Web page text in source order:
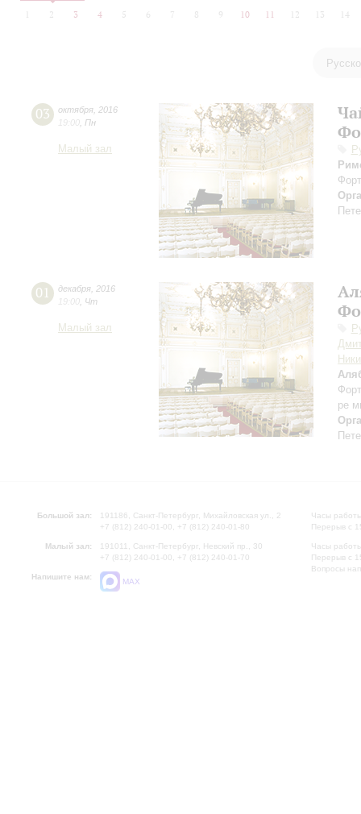
2 3 4 5 6 7 8 9 10 11 12 13 14
03 октября 2016
19:00
Пн
Малый зал
01 декабря 2016
19:00
Чт
Малый зал
ре
Большой зал:
191186, Санкт-Петербург, Михайловская ул., 2
+7 (812) 240-01-00, +7 (812) 240-01-80
Малый зал:
191011, Санкт-Петербург, Невский пр., 30
+7 (812) 240-01-00, +7 (812) 240-01-70
Напишите нам:
MAX
Часы
Перерыв с
Часы
Перерыв с
Вопросы